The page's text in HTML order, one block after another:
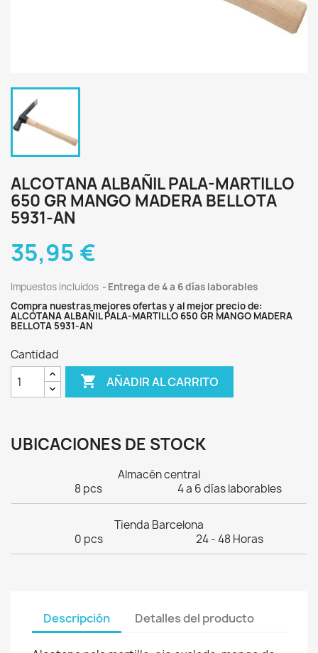
ALCOTANA ALBAÑIL PALA-MARTILLO
650 GR MANGO MADERA BELLOTA
5931-AN
35,95 €
Impuestos incluidos
Entrega de 4 a 6 días laborables
Compra nuestras mejores ofertas y al mejor precio de:
ALCOTANA ALBAÑIL PALA-MARTILLO 650 GR MANGO MADERA
BELLOTA 5931-AN
Cantidad
 AÑADIR AL CARRITO
UBICACIONES DE STOCK
Almacén central
8 pcs
4 a 6 días laborables
Tienda Barcelona
0 pcs
24 - 48 Horas
Descripción Detalles del producto